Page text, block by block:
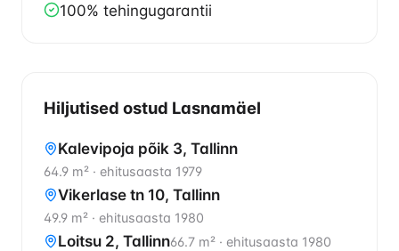
100% tehingugarantii
Hiljutised ostud Lasnamäel
Kalevipoja põik 3, Tallinn
64.9 m² · ehitusaasta 1979
Vikerlase tn 10, Tallinn
49.9 m² · ehitusaasta 1980
Loitsu 2, Tallinn66.7 m² · ehitusaasta 1980